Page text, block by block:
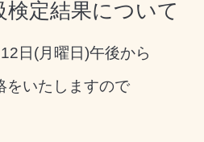
検定結果について
日(月曜日)午後から
をいたしますので